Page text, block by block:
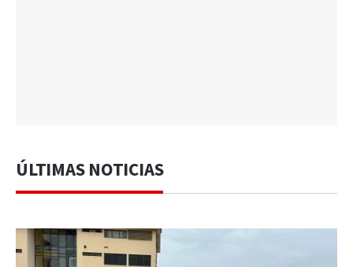
ÚLTIMAS NOTICIAS